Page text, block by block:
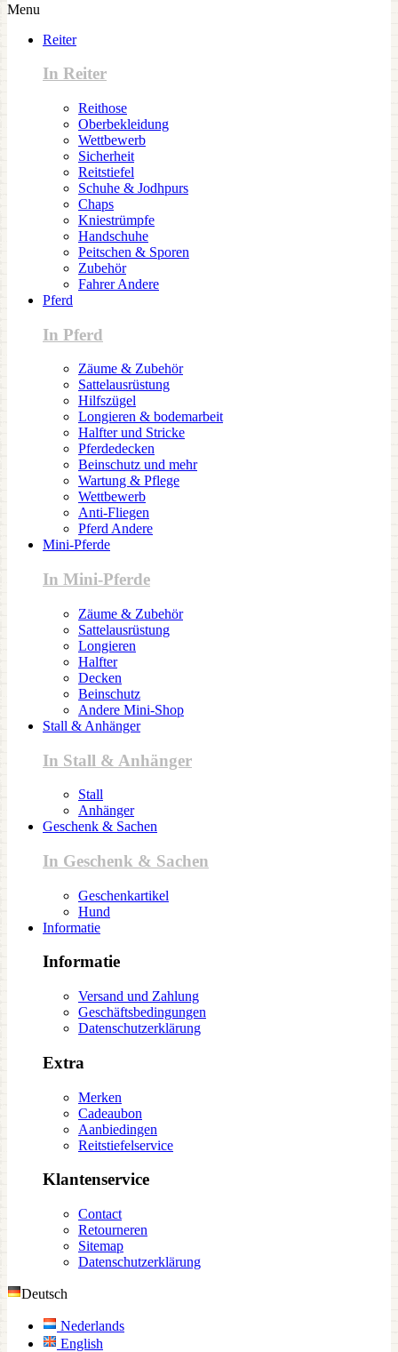
Menu
Reiter
In Reiter
Reithose
Oberbekleidung
Wettbewerb
Sicherheit
Reitstiefel
Schuhe & Jodhpurs
Chaps
Kniestrümpfe
Handschuhe
Peitschen & Sporen
Zubehör
Fahrer Andere
Pferd
In Pferd
Zäume & Zubehör
Sattelausrüstung
Hilfszügel
Longieren & bodemarbeit
Halfter und Stricke
Pferdedecken
Beinschutz und mehr
Wartung & Pflege
Wettbewerb
Anti-Fliegen
Pferd Andere
Mini-Pferde
In Mini-Pferde
Zäume & Zubehör
Sattelausrüstung
Longieren
Halfter
Decken
Beinschutz
Andere Mini-Shop
Stall & Anhänger
In Stall & Anhänger
Stall
Anhänger
Geschenk & Sachen
In Geschenk & Sachen
Geschenkartikel
Hund
Informatie
Informatie
Versand und Zahlung
Geschäftsbedingungen
Datenschutzerklärung
Extra
Merken
Cadeaubon
Aanbiedingen
Reitstiefelservice
Klantenservice
Contact
Retourneren
Sitemap
Datenschutzerklärung
Deutsch
Nederlands
English